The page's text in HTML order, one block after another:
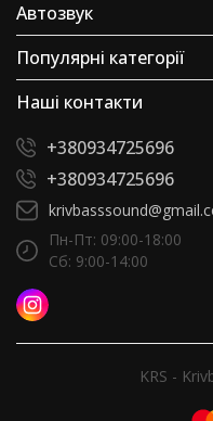
Автозвук
Популярні категорії
Наші контакти
+380934725696
+380934725696
Пн-Пт: 09:00-18:00
Сб: 9:00-14:00
KRS -